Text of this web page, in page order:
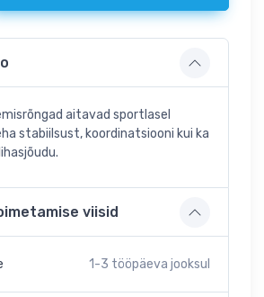
aitavad sportlasel
stabiilsust, koordinatsiooni kui ka
viisid
1-3 tööpäeva jooksul